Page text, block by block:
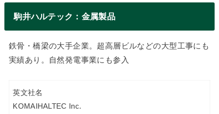
駒井ハルテック：金属製品
鉄骨・橋梁の大手企業。超高層ビルなどの大型工事にも
実績あり。自然発電事業にも参入
英文社名
KOMAIHALTEC Inc.